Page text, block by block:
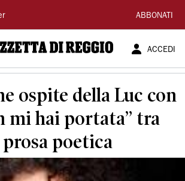
ABBONATI
ACCEDI
ospite della Luc con
mi hai portata” tra
poetica